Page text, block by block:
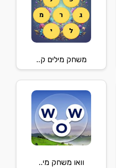
משחק מילים ק..
וואו משחק מי..